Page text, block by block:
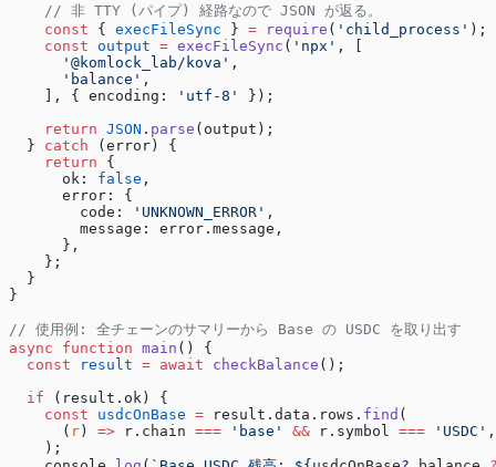
    // 非 TTY (パイプ) 経路なので JSON が返る。
    const
{ execFileSync } = require ( 'child_process' );
    const
output = execFileSync ( 'npx' , [
      '@komlock_lab/kova'
,
      'balance'
,
    ], { encoding:
'utf-8'
});
    return
JSON . parse (output);
  }
catch (error) {
    return
{
      ok:
false ,
      error: {
        code:
'UNKNOWN_ERROR' ,
        message: error.message,
      },
    };
  }
}
// 使用例: 全チェーンのサマリーから Base の USDC を取り出す
async function main () {
  const
result = await checkBalance ();
  if
(result.ok) {
    const
usdcOnBase = result.data.rows. find (
      (
r) => r.chain === 'base' && r.symbol === 'USDC' ,
    );